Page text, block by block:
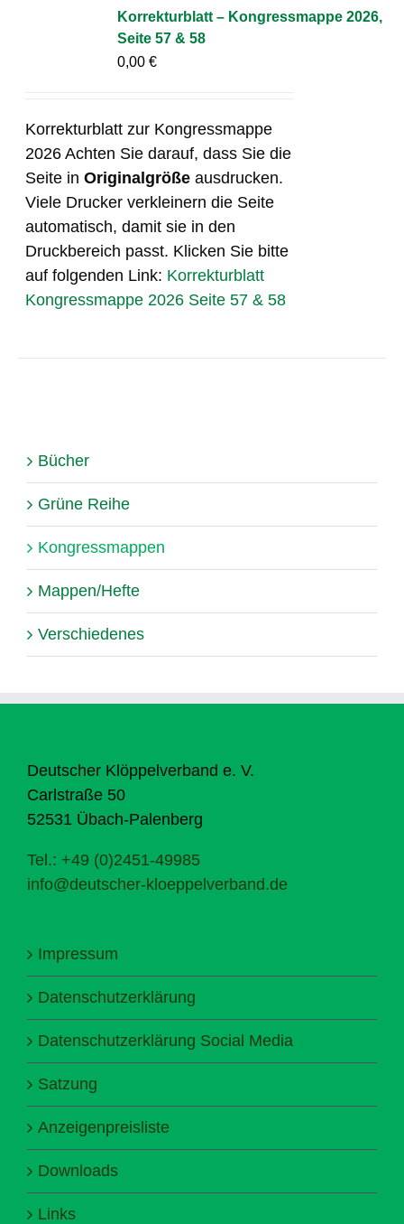
Korrekturblatt – Kongressmappe 2026,
Seite 57 & 58
0,00€
Korrekturblatt zur Kongressmappe
2026 Achten Sie darauf, dass Sie die
Seite inOriginalgröße ausdrucken.
Viele Drucker verkleinern die Seite
automatisch, damit sie in den
Druckbereich passt. Klicken Sie bitte
auf folgenden Link: Korrekturblatt
Kongressmappe 2026 Seite 57 & 58
Bücher
Grüne Reihe
Kongressmappen
Mappen/Hefte
Verschiedenes
Deutscher Klöppelverband e. V.
Carlstraße 50
52531 Übach-Palenberg
Tel.: +49 (0)2451-49985
info@deutscher-kloeppelverband.de
Impressum
Datenschutzerklärung
Datenschutzerklärung Social Media
Satzung
Anzeigenpreisliste
Downloads
Links